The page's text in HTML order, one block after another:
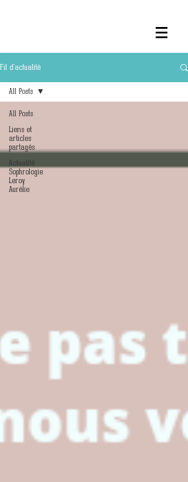
Fil d'actualité
All Posts
Liens et
articles
partagés
Actualité
Sophrologie
Leroy
Aurélie
All Posts